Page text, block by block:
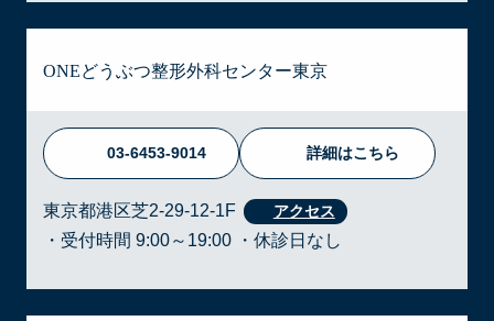
ONEどうぶつ整形外科センター東京
03-6453-9014 詳細はこちら
東京都港区芝2-29-12-1F
・受付時間 9:00～19:00 ・休診日なし